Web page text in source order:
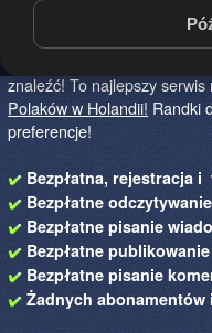
Holandii!
Określ czego
tu osoby szukające
i spotkanie na żywo!
znaleźć! To najlepszy
Polaków w Holandii! Randki
preferencje!
Bezpłatna, rejestracja
Bezpłatne
Bezpłatne pisanie
Bezpłatne
Bezpłatne pisanie
Żadnych